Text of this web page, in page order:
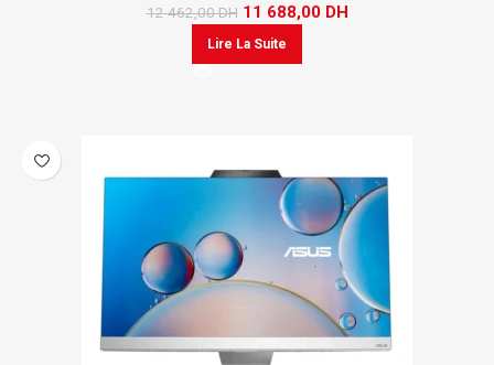
12 462,00DH 11 688,00 DH
Lire La Suite